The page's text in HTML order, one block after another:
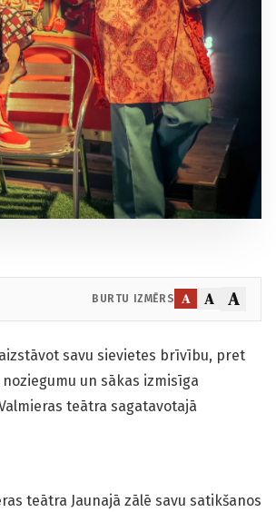
BURTU IZMĒRS A A A
savu sievietes brīvību, pret
un sākas izmisīga
teātra sagatavotajā
teātra Jaunajā zālē savu satikšanos